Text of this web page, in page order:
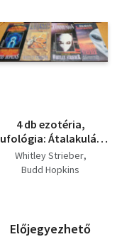
4 db ezotéria,
ufológia: Átalakulás
(Transformation);
Eggyéválás
idő (Missing Time)
Whitley Strieber
Budd Hopkins
Előjegyezhető